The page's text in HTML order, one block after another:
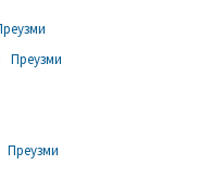
Преузми
Преузми